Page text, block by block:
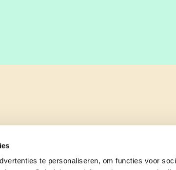
te personaliseren, om functies voor